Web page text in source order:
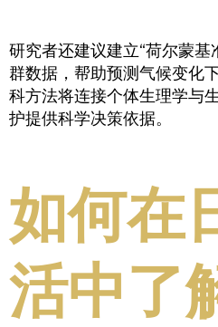
研究者还建议建立“荷尔蒙基
群数据，帮助预测气候变化
科方法将连接个体生理学与
护提供科学决策依据。
如何在
活中了